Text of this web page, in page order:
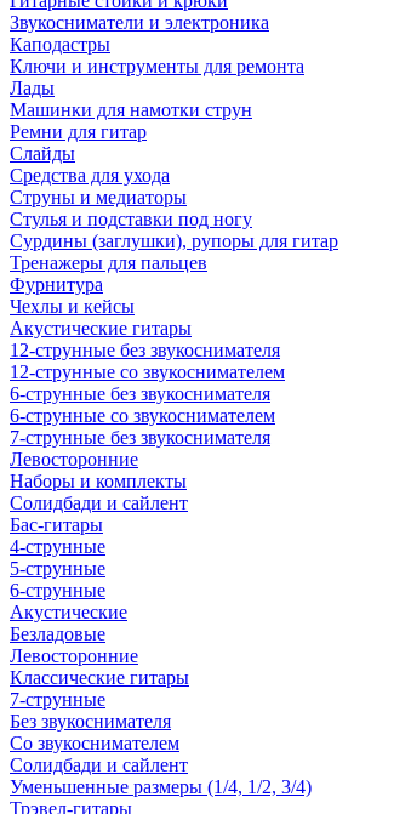
Звукосниматели и электроника
Каподастры
Ключи и инструменты для ремонта
Лады
Машинки для намотки струн
Ремни для гитар
Слайды
Средства для ухода
Струны и медиаторы
Стулья и подставки под ногу
Сурдины (заглушки), рупоры для гитар
Тренажеры для пальцев
Фурнитура
Чехлы и кейсы
Акустические гитары
12-струнные без звукоснимателя
12-струнные со звукоснимателем
6-струнные без звукоснимателя
6-струнные со звукоснимателем
7-струнные без звукоснимателя
Левосторонние
Наборы и комплекты
Солидбади и сайлент
Бас-гитары
4-струнные
5-струнные
6-струнные
Акустические
Безладовые
Левосторонние
Классические гитары
7-струнные
Без звукоснимателя
Со звукоснимателем
Солидбади и сайлент
Уменьшенные размеры (1/4, 1/2, 3/4)
Трэвел-гитары